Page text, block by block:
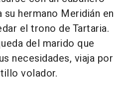
hermano Meridián en
el trono de Tartaria.
del marido que
necesidades, viaja por
volador.